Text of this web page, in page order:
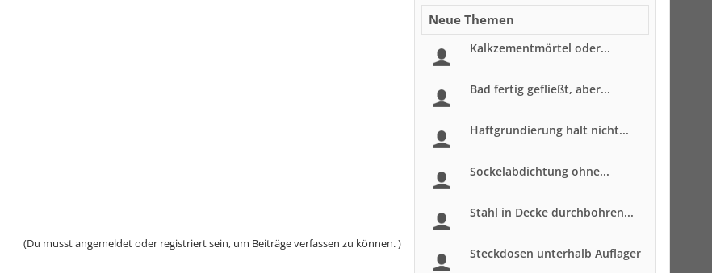
(Du musst angemeldet oder registriert sein, um Beiträge verfassen zu können. )
Neue Themen
Kalkzementmörtel oder...
Bad fertig gefließt, aber...
Haftgrundierung halt nicht...
Sockelabdichtung ohne...
Stahl in Decke durchbohren...
Steckdosen unterhalb Auflager